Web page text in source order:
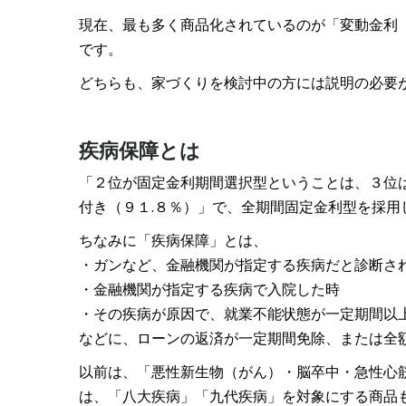
現在、最も多く商品化されているのが「変動金
です。
どちらも、家づくりを検討中の方には説明の必要
疾病保障とは
「２位が固定金利期間選択型ということは、３
付き（９１.８％）」で、全期間固定金利型を採
ちなみに「疾病保障」とは、
・ガンなど、金融機関が指定する疾病だと診断さ
・金融機関が指定する疾病で入院した時
・その疾病が原因で、就業不能状態が一定期間以
などに、ローンの返済が一定期間免除、または全
以前は、「悪性新生物（がん）・脳卒中・急性
は、「八大疾病」「九代疾病」を対象にする商品